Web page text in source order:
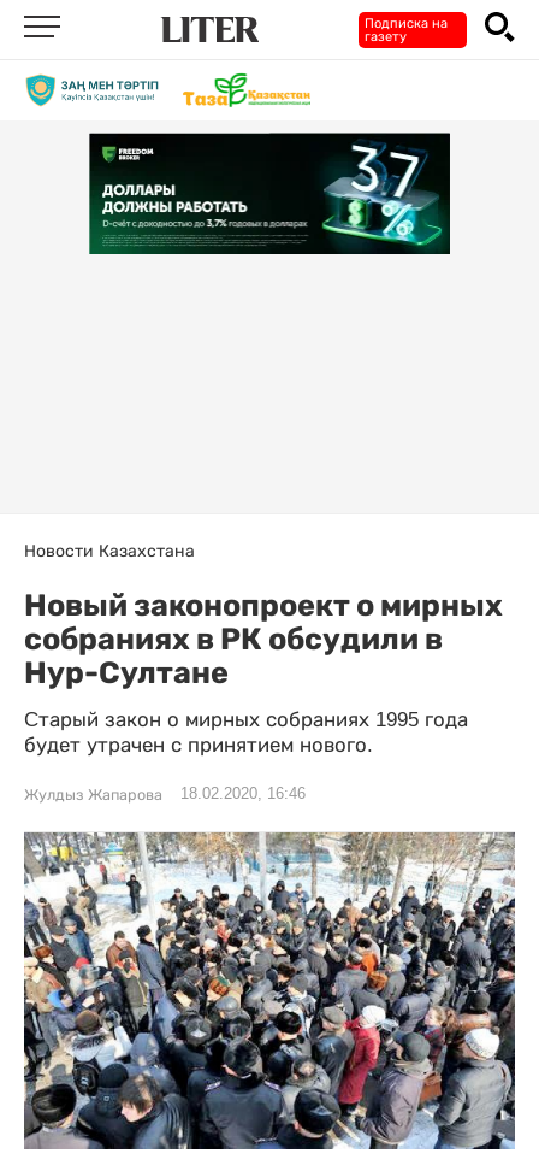
Подписка на
газету
Новости Казахстана
Новый законопроект о мирных
собраниях в РК обсудили в
Нур-Султане
Cтарый закон о мирных собраниях 1995 года
будет утрачен с принятием нового.
Жулдыз Жапарова 18.02.2020, 16:46